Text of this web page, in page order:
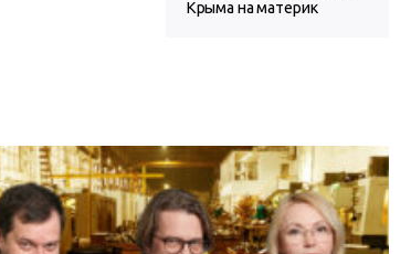
Крыма на материк